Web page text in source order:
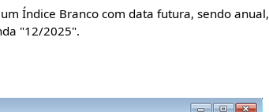
Índice Branco com data futura, sendo anual,
"12/2025".